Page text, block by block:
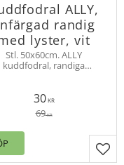
ALLY,
randig
lyster, vit
Stl. 50x60cm. ALLY
kuddfodral, randiga
dubbelsäng.
30KR
69KR